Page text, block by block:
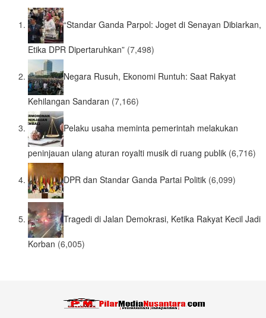
“Standar Ganda Parpol: Joget di Senayan Dibiarkan,
Etika DPR Dipertaruhkan” (7,498)
Negara Rusuh, Ekonomi Runtuh: Saat Rakyat
Kehilangan Sandaran (7,166)
Pelaku usaha meminta pemerintah melakukan
peninjauan ulang aturan royalti musik di ruang publik (6,716)
DPR dan Standar Ganda Partai Politik (6,099)
Tragedi di Jalan Demokrasi, Ketika Rakyat Kecil Jadi
Korban (6,005)